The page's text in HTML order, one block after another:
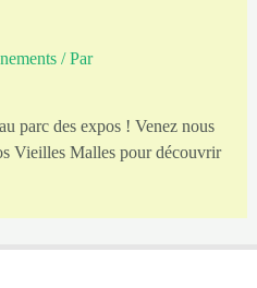
/ Par
parc des expos ! Venez nous
Vieilles Malles pour découvrir